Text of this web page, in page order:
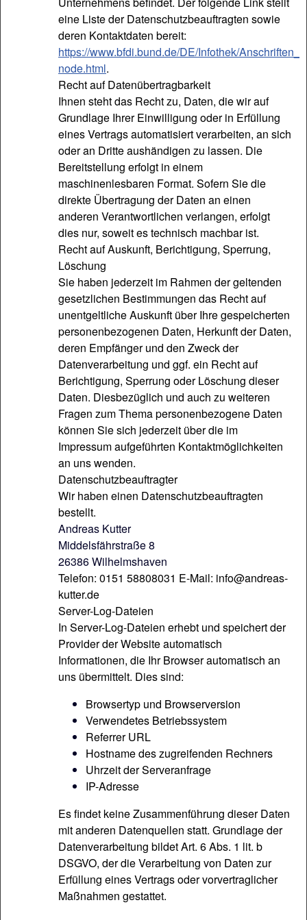
eine Liste der Datenschutzbeauftragten sowie
deren Kontaktdaten bereit:
https://www.bfdi.bund.de/DE/Infothek/
node.html.
Recht auf Datenübertragbarkeit
Ihnen steht das Recht zu, Daten, die wir auf
Grundlage Ihrer Einwilligung oder in Erfüllung
eines Vertrags automatisiert verarbeiten, an sich
oder an Dritte aushändigen zu lassen. Die
Bereitstellung erfolgt in einem
maschinenlesbaren Format. Sofern Sie die
direkte Übertragung der Daten an einen
anderen Verantwortlichen verlangen, erfolgt
dies nur, soweit es technisch machbar ist.
Recht auf Auskunft, Berichtigung, Sperrung,
Löschung
Sie haben jederzeit im Rahmen der geltenden
gesetzlichen Bestimmungen das Recht auf
unentgeltliche Auskunft über Ihre gespeicherten
personenbezogenen Daten, Herkunft der Daten,
deren Empfänger und den Zweck der
Datenverarbeitung und ggf. ein Recht auf
Berichtigung, Sperrung oder Löschung dieser
Daten. Diesbezüglich und auch zu weiteren
Fragen zum Thema personenbezogene Daten
können Sie sich jederzeit über die im
Impressum aufgeführten Kontaktmöglichkeiten
an uns wenden.
Datenschutzbeauftragter
Wir haben einen Datenschutzbeauftragten
bestellt.
Andreas Kutter
Middelsfährstraße 8
26386 Wilhelmshaven
Telefon: 0151 58808031 E-Mail: info@andreas-
kutter.de
Server-Log-Dateien
In Server-Log-Dateien erhebt und speichert der
Provider der Website automatisch
Informationen, die Ihr Browser automatisch an
uns übermittelt. Dies sind:
Browsertyp und Browserversion
Verwendetes Betriebssystem
Referrer URL
Hostname des zugreifenden Rechners
Uhrzeit der Serveranfrage
IP-Adresse
Es findet keine Zusammenführung dieser Daten
mit anderen Datenquellen statt. Grundlage der
Datenverarbeitung bildet Art. 6 Abs. 1 lit. b
DSGVO, der die Verarbeitung von Daten zur
Erfüllung eines Vertrags oder vorvertraglicher
Maßnahmen gestattet.